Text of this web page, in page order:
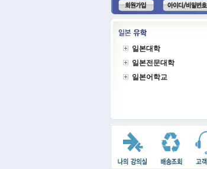
일본대학
일본전문대학
일본어학교